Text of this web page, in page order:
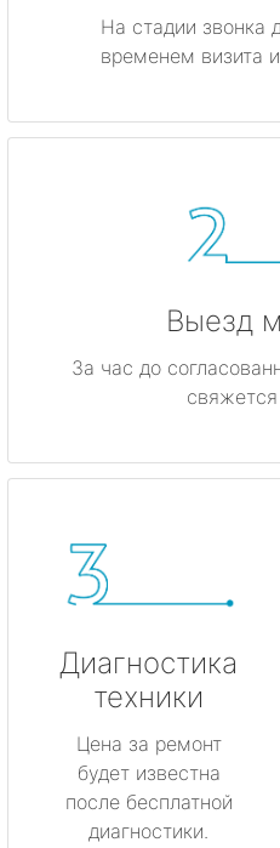
На стадии звонка
временем визита
Выезд
За час до
Диагностика
техники
Цена за ремонт
будет известна
после бесплатной
диагностики.